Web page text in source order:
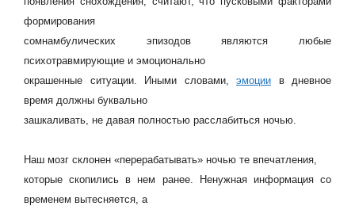
формирования
сомнамбулических эпизодов являются любые
психотравмирующие и эмоционально
окрашенные ситуации. Иными словами, эмоции в дневное
время должны буквально
зашкаливать, не давая полностью расслабиться ночью.
Наш мозг склонен «перерабатывать» ночью те впечатления,
которые скопились в нем ранее. Ненужная информация со
временем вытесняется, а